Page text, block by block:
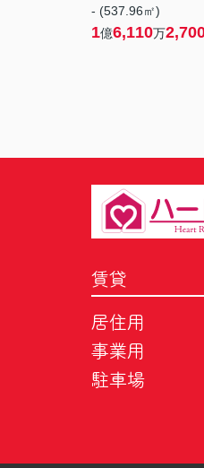
- (537.96㎡)
1億6,110万
賃貸
居住用
事業用
駐車場